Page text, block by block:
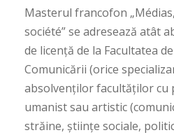
Masterul francofon
société” se adresează atât
de licență de la Facultatea
Comunicării (orice
absolvenților facultăților cu
umanist sau artistic
străine, științe sociale,